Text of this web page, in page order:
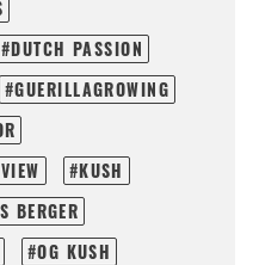
DUTCH PASSION
GUERILLAGROWING
KUSH
BERGER
OG KUSH